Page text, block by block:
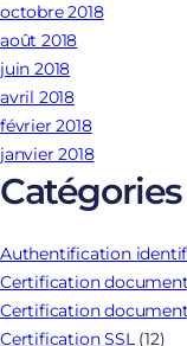
octobre 2018
août 2018
juin 2018
avril 2018
février 2018
janvier 2018
Catégories
Authentification
Certification
Certification
Certification SSL(12)